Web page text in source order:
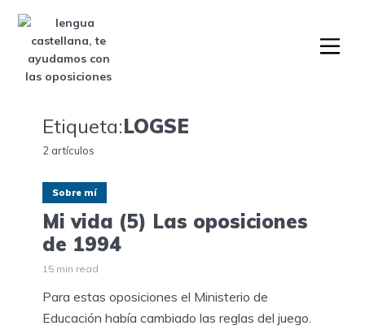
Etiqueta:LOGSE
2 artículos
Sobre mí
Mi vida (5) Las oposiciones
de 1994
15 min read
Para estas oposiciones el Ministerio de
Educación había cambiado las reglas del juego.